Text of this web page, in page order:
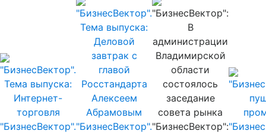
"БизнесВектор"."БизнесВектор"."БизнесВектор":